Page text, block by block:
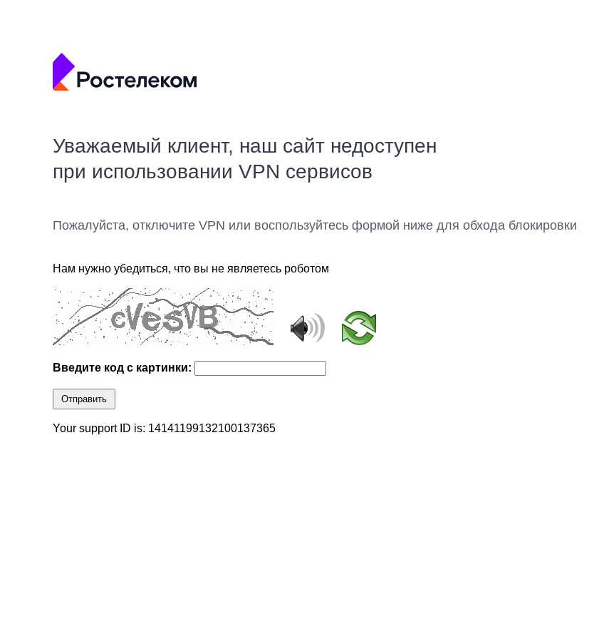
Уважаемый клиент, наш сайт недоступен
при использовании VPN сервисов
Пожалуйста, отключите VPN или воспользуйтесь формой ниже для обхода блокировки
Нам нужно убедиться, что вы не являетесь роботом
Введите код с картинки:
Отправить
Your support ID is: 14141199132100137365